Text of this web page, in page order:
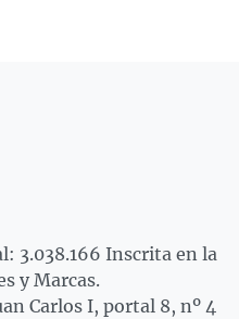
3.038.166 Inscrita en la
y Marcas.
Carlos I, portal 8, nº 4